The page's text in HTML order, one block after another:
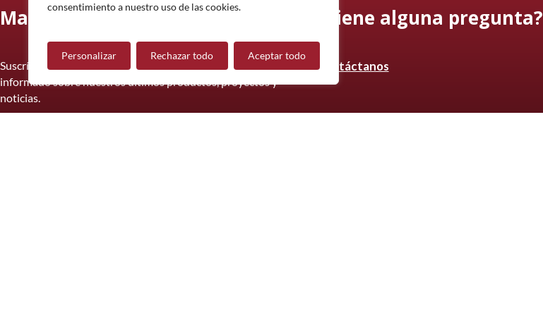
consentimiento a nuestro uso de las cookies.
Personalizar Rechazar todo Aceptar todo
Manténgase informado
Suscríbase a nuestro boletín informativo y manténgase
informado sobre nuestros últimos productos, proyectos y
noticias.
¿Tiene alguna pregunta?
Contáctanos